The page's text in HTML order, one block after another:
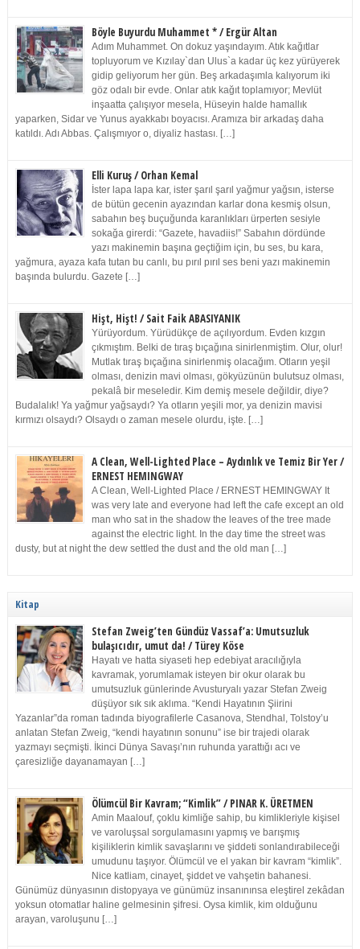
Böyle Buyurdu Muhammet * / Ergür Altan
Adım Muhammet. On dokuz yaşındayım. Atık kağıtlar
topluyorum ve Kızılay`dan Ulus`a kadar üç kez yürüyerek
gidip geliyorum her gün. Beş arkadaşımla kalıyorum iki
göz odalı bir evde. Onlar atık kağıt toplamıyor; Mevlüt
inşaatta çalışıyor mesela, Hüseyin halde hamallık
yaparken, Sidar ve Yunus ayakkabı boyacısı. Aramıza bir arkadaş daha
katıldı. Adı Abbas. Çalışmıyor o, diyaliz hastası. […]
Elli Kuruş / Orhan Kemal
İster lapa lapa kar, ister şarıl şarıl yağmur yağsın, isterse
de bütün gecenin ayazından karlar dona kesmiş olsun,
sabahın beş buçuğunda karanlıkları ürperten sesiyle
sokağa girerdi: “Gazete, havadiis!” Sabahın dördünde
yazı makinemin başına geçtiğim için, bu ses, bu kara,
yağmura, ayaza kafa tutan bu canlı, bu pırıl pırıl ses beni yazı makinemin
başında bulurdu. Gazete […]
Hişt, Hişt! / Sait Faik ABASIYANIK
Yürüyordum. Yürüdükçe de açılıyordum. Evden kızgın
çıkmıştım. Belki de tıraş bıçağına sinirlenmiştim. Olur, olur!
Mutlak tıraş bıçağına sinirlenmiş olacağım. Otların yeşil
olması, denizin mavi olması, gökyüzünün bulutsuz olması,
pekalâ bir meseledir. Kim demiş mesele değildir, diye?
Budalalık! Ya yağmur yağsaydı? Ya otların yeşili mor, ya denizin mavisi
kırmızı olsaydı? Olsaydı o zaman mesele olurdu, işte. […]
A Clean, Well-Lighted Place – Aydınlık ve Temiz Bir Yer /
ERNEST HEMINGWAY
A Clean, Well-Lighted Place / ERNEST HEMINGWAY It
was very late and everyone had left the cafe except an old
man who sat in the shadow the leaves of the tree made
against the electric light. In the day time the street was
dusty, but at night the dew settled the dust and the old man […]
Kitap
Stefan Zweig’ten Gündüz Vassaf’a: Umutsuzluk
bulaşıcıdır, umut da! / Türey Köse
Hayatı ve hatta siyaseti hep edebiyat aracılığıyla
kavramak, yorumlamak isteyen bir okur olarak bu
umutsuzluk günlerinde Avusturyalı yazar Stefan Zweig
düşüyor sık sık aklıma. “Kendi Hayatının Şiirini
Yazanlar”da roman tadında biyografilerle Casanova, Stendhal, Tolstoy’u
anlatan Stefan Zweig, “kendi hayatının sonunu” ise bir trajedi olarak
yazmayı seçmişti. İkinci Dünya Savaşı’nın ruhunda yarattığı acı ve
çaresizliğe dayanamayan […]
Ölümcül Bir Kavram; “Kimlik” / PINAR K. ÜRETMEN
Amin Maalouf, çoklu kimliğe sahip, bu kimlikleriyle kişisel
ve varoluşsal sorgulamasını yapmış ve barışmış
kişiliklerin kimlik savaşlarını ve şiddeti sonlandırabileceği
umudunu taşıyor. Ölümcül ve el yakan bir kavram “kimlik”.
Nice katliam, cinayet, şiddet ve vahşetin bahanesi.
Günümüz dünyasının distopyaya ve günümüz insanınınsa eleştirel zekâdan
yoksun otomatlar haline gelmesinin şifresi. Oysa kimlik, kim olduğunu
arayan, varoluşunu […]